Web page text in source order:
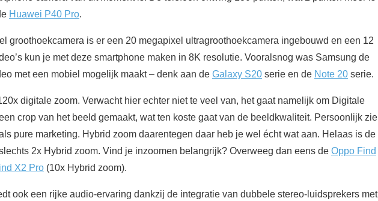
Huawei P40 Pro.
groothoekcamera is er een 20 megapixel ultragroothoekcamera ingebouwd en een 12
kun je met deze smartphone maken in 8K resolutie. Vooralsnog was Samsung de
met een mobiel mogelijk maakt – denk aan de Galaxy S20 serie en de Note 20 serie.
digitale zoom. Verwacht hier echter niet te veel van, het gaat namelijk om Digitale
crop van het beeld gemaakt, wat ten koste gaat van de beeldkwaliteit. Persoonlijk zie
pure marketing. Hybrid zoom daarentegen daar heb je wel écht wat aan. Helaas is de
2x Hybrid zoom. Vind je inzoomen belangrijk? Overweeg dan eens de Oppo Find
X2 Pro (10x Hybrid zoom).
ook een rijke audio-ervaring dankzij de integratie van dubbele stereo-luidsprekers met